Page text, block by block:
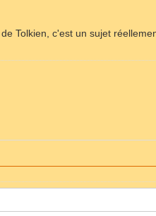
Tolkien, c'est un sujet